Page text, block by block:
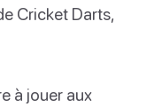
Cricket Darts,
à jouer aux